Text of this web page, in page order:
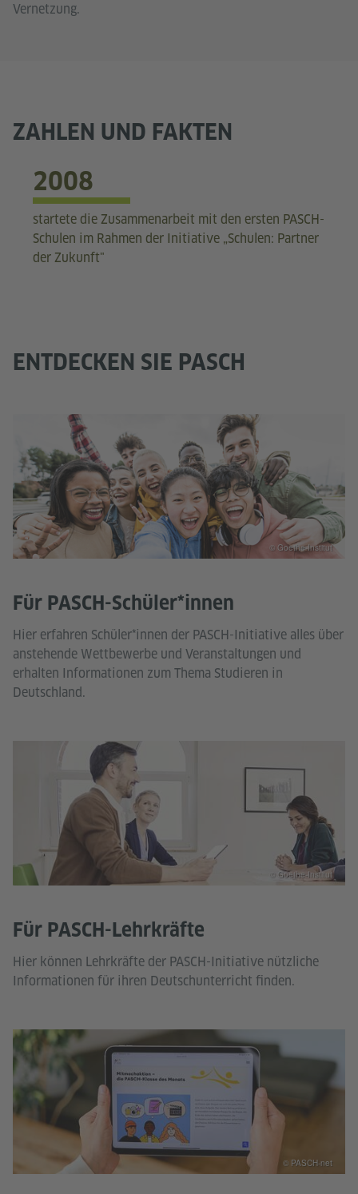
Vernetzung.
ZAHLEN UND FAKTEN
2008
startete die Zusammenarbeit mit den ersten PASCH-
Schulen im Rahmen der Initiative „Schulen: Partner
der Zukunft"
ENTDECKEN SIE PASCH
Für PASCH-Schüler*innen
Hier erfahren Schüler*innen der PASCH-Initiative alles über
anstehende Wettbewerbe und Veranstaltungen und
erhalten Informationen zum Thema Studieren in
Deutschland.
© Goethe-Institut
Für PASCH-Lehrkräfte
Hier können Lehrkräfte der PASCH-Initiative nützliche
Informationen für ihren Deutschunterricht finden.
© Goethe-Institut
© PASCH-net